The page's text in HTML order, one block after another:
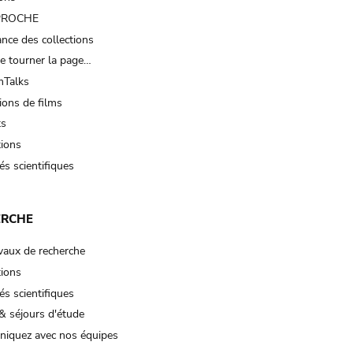
des collections
tourner la page…
de films
scientifiques
de recherche
scientifiques
séjours d'étude
avec nos équipes